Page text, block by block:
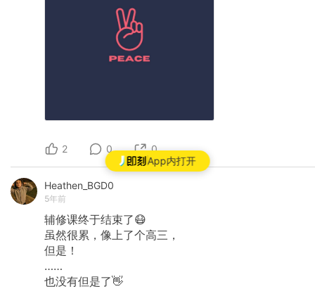
App内打开
2 0 0
Heathen_BGD0
5年前
辅修课终于结束了😷
虽然很累，像上了个高三，
但是！
……
也没有但是了👋